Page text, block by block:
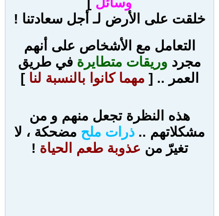
خلقت على الأرض لـ أجل سعادتنا !
التعامل مع الأشخاص على أنهم
مجرد وريقات متطايرة في طريق
العمر .. [ مهما كانوا بالنسبة لنا ]
هذه النظرة تجعل منهم و من
مشكلاتهم .. ذرات ملح مضحكة ، لا
تغيرّ من عذوبة طعم الحياة !